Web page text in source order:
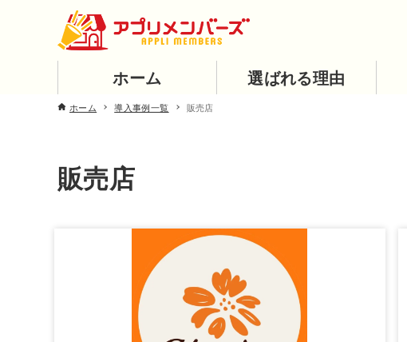
ホーム 選ばれる理由
ホーム 導入事例一覧 販売店
販売店